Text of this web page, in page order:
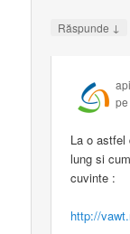
Răspunde ↓
La o astfel
lung si
cuvinte :
http://